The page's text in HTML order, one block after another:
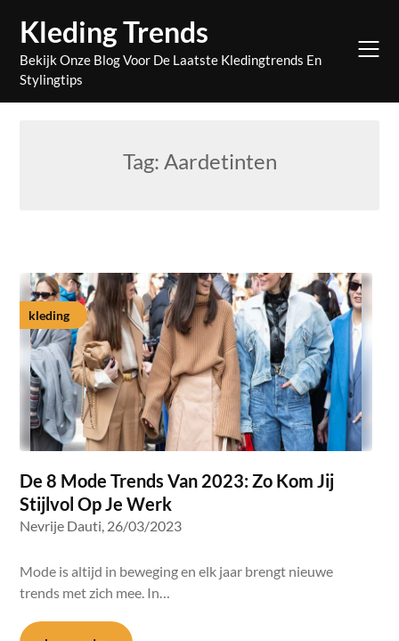
content
Kleding Trends
Bekijk Onze Blog Voor De Laatste Kledingtrends En
Stylingtips
Tag: Aardetinten
kleding
De 8 Mode Trends Van 2023: Zo Kom Jij
Stijlvol Op Je Werk
Nevrije Dauti, 26/03/2023
Mode is altijd in beweging en elk jaar brengt nieuwe
trends met zich mee. In…